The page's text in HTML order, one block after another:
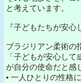
と考えています。
『子どもたちが安心
ブラジリアン柔術の
「子どもが安心して
が自分の使命だと感
• 一人ひとりの性格